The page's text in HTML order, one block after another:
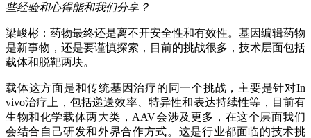
些经验和心得能和我们分享？
梁峻彬：药物最终还是离不开安全性和有效性。基因编辑药物
是新事物，还是要谨慎探索，目前的挑战很多，技术层面包括
载体和脱靶两块。
载体这方面是和传统基因治疗的同一个挑战，主要是针对In
vivo治疗上，包括递送效率、特异性和表达持续性等，目前有
生物和化学载体两大类，AAV会涉及更多，在这个层面我们
会结合自己研发和外界合作方式。这是行业都面临的技术挑